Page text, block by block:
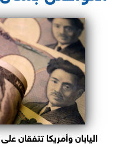
اليابان وأمريكا تتفقان